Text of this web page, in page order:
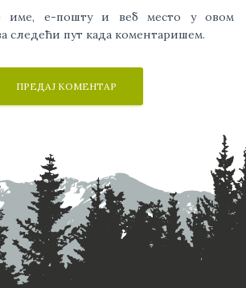
име, е-пошту и веб место у овом
следећи пут када коментаришем.